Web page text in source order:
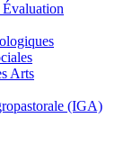
Arts
(IGA)